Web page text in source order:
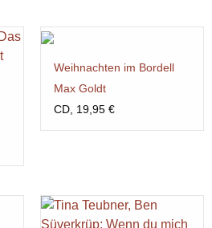
Weihnachten im Bordell
Max Goldt
CD, 19,95 €